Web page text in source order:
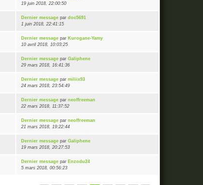
19 juin 2018, 22:00:50
Dernier messagepar doc5691
1 juin 2018, 22:41:15
Dernier messagepar Kurogane-Yamy
10 avril 2018, 10:03:25
Dernier messagepar Galiphene
29 mars 2018, 16:41:36
Dernier messagepar miliix93
24 mars 2018, 23:54:49
Dernier messagepar neoffreeman
22 mars 2018, 11:37:52
Dernier messagepar neoffreeman
21 mars 2018, 19:22:44
Dernier messagepar Galiphene
19 mars 2018, 20:27:53
Dernier messagepar Enzodu24
5 mars 2018, 00:56:23